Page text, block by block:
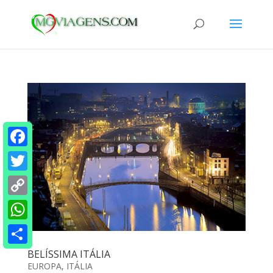
BELÍSSIMA ITÁLIA
EUROPA, ITÁLIA
Facebook
Twitter
Copy
Link
WhatsApp
Share